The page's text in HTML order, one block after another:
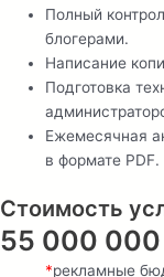
Полный
блогерами.
Написание
Подготовка
Ежемесячная
в формате PDF.
Стоимость
55 000
*рекламные